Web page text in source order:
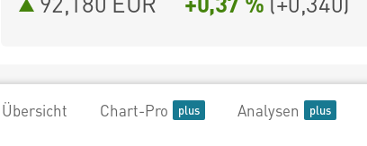
Übersicht Chart-Pro Analysen